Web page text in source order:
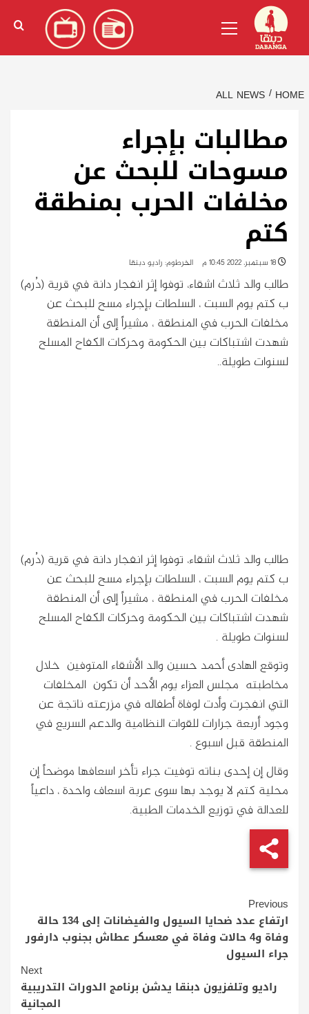
content
الإنجليزية)
Menu
HOME
ALL NEWS
مطالبات بإجراء
مسوحات للبحث عن
مخلفات الحرب بمنطقة
كتم
الخرطوم: راديو دبنقا
طالب والد ثلاث اشقاء، توفوا إثر انفجار دانة في قرية (دُرم)
ب كتم يوم السبت ، السلطات بإجراء مسح للبحث عن
مخلفات الحرب في المنطقة ، مشيراً إلى أن المنطقة
شهدت اشتباكات بين الحكومة وحركات الكفاح المسلح
لسنوات طويلة..
طالب والد ثلاث اشقاء، توفوا إثر انفجار دانة في قرية (دُرم)
ب كتم يوم السبت ، السلطات بإجراء مسح للبحث عن
مخلفات الحرب في المنطقة ، مشيراً إلى أن المنطقة
شهدت اشتباكات بين الحكومة وحركات الكفاح المسلح
لسنوات طويلة .
وتوقع الهادى أحمد حسين والد الأشقاء المتوفين خلال
مخاطبته مجلس العزاء يوم الأحد أن تكون المخلفات
التي انفجرت وأدت لوفاة أطفاله في مزرعته ناتجة عن
وجود أربعة جرارات للقوات النظامية والدعم السريع في
المنطقة قبل اسبوع .
وقال إن إحدى بناته توفيت جراء تأخر اسعافها موضحاً إن
محلية كتم لا يوجد بها سوى عربة اسعاف واحدة ، داعياً
للعدالة في توزيع الخدمات الطبية.
Continue
Reading
Previous
ارتفاع عدد ضحايا السيول والفيضانات إلى 134 حالة
وفاة و4 حالات وفاة في معسكر عطاش بجنوب دارفور
جراء السيول
Next
راديو وتلفزيون دبنقا يدشن برنامج الدورات التدريبية
المجانية